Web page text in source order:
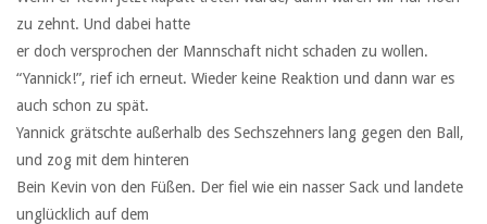
zu zehnt. Und dabei hatte
er doch versprochen der Mannschaft nicht schaden zu wollen.
“Yannick!”, rief ich erneut. Wieder keine Reaktion und dann war es
auch schon zu spät.
Yannick grätschte außerhalb des Sechszehners lang gegen den Ball,
und zog mit dem hinteren
Bein Kevin von den Füßen. Der fiel wie ein nasser Sack und landete
unglücklich auf dem